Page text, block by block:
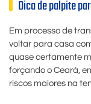
Dica de palpite
Em processo de
voltar para casa
quase certamente
forçando o Ceará,
riscos maiores na